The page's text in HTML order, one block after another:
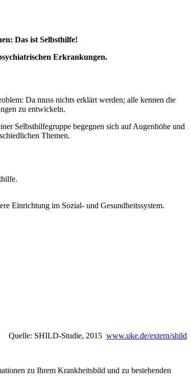
Das ist Selbsthilfe!
Erkrankungen.
Da muss nichts erklärt werden; alle kennen die
zu entwickeln.
Selbsthilfegruppe begegnen sich auf Augenhöhe und
Themen.
Einrichtung im Sozial- und Gesundheitssystem.
Quelle: SHILD-Studie, 2015 www.uke.de/extern/shild
zu Ihrem Krankheitsbild und zu bestehenden